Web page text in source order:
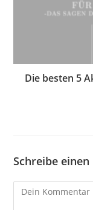
Die besten 5
Schreibe